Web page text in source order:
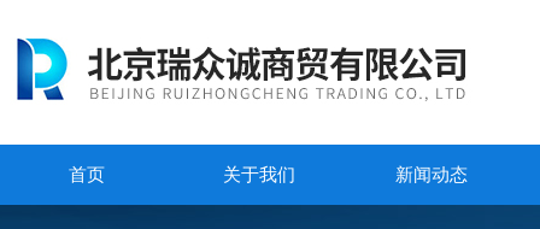
首页 关于我们 新闻动态